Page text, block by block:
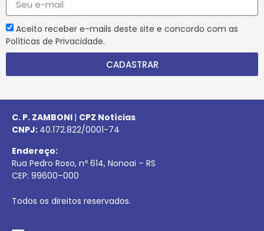
Aceito receber e-mails deste site e concordo com as
Políticas de Privacidade.
CADASTRAR
C. P. ZAMBONI | CPZ Notícias
CNPJ: 40.172.822/0001-74
Endereço:
Rua Pedro Roso, nº 614, Nonoai – RS
CEP: 99600–000
Todos os direitos reservados.